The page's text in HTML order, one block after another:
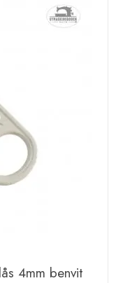
4mm benvit